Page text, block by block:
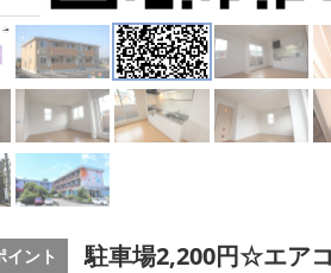
イント 駐車場2,200円☆エア